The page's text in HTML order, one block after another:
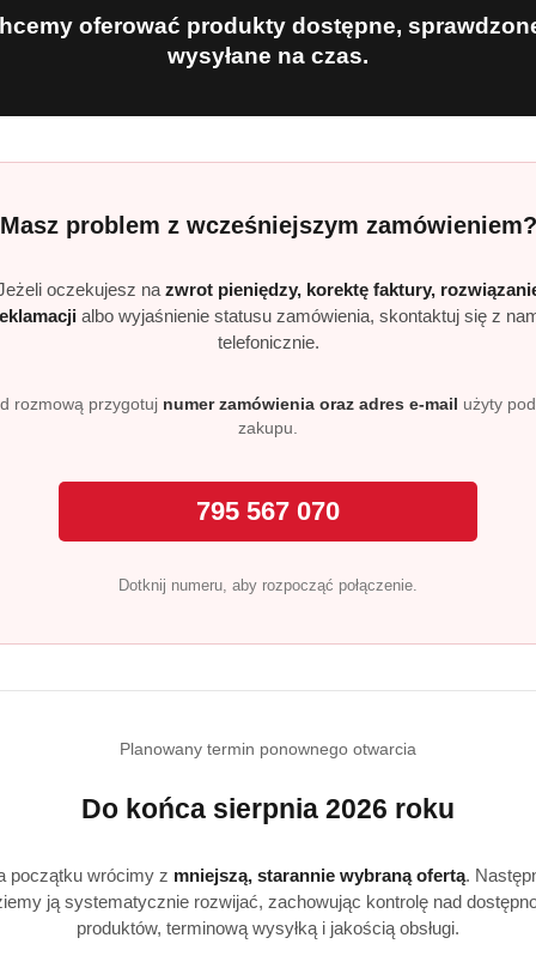
Color Aktiv
Gel przeznaczony jest do prania odzieży kolorowej,
struktury tkanin.
oraz pralniach, gdzie liczy się wysoka wydajność,
się wysokim stopniem koncentracji i
czemu pranie jest dokładne nawet w niższych
się do wszystkich pralek?
typów pralek automatycznych.
od 30°C do 60°C.
Produkty Produkty
Podobne produkty
oferować produkty dostępne,
wysyłane na czas.
Masz problem z wcześniejszym zamówieniem?
oczekujesz na zwrot pieniędzy, korektę faktury,
albo wyjaśnienie statusu zamówienia, skontaktuj się z
telefonicznie.
rozmową przygotuj numer zamówienia oraz adres e-mail użyty
zakupu.
795 567 070
Dotknij numeru, aby rozpocząć połączenie.
Planowany termin ponownego otwarcia
Do końca sierpnia 2026 roku
początku wrócimy z mniejszą, starannie wybraną ofertą.
ją systematycznie rozwijać, zachowując kontrolę nad
produktów, terminową wysyłką i jakością obsługi.